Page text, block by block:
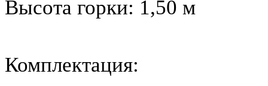
Высота горки: 1,50 м
Комплектация: